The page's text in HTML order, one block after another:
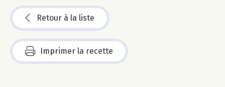
Retour à la liste
Imprimer la recette